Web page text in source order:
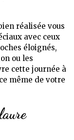
réalisée vous
avec ceux
éloignés,
ou les
cette journée à
même de votre